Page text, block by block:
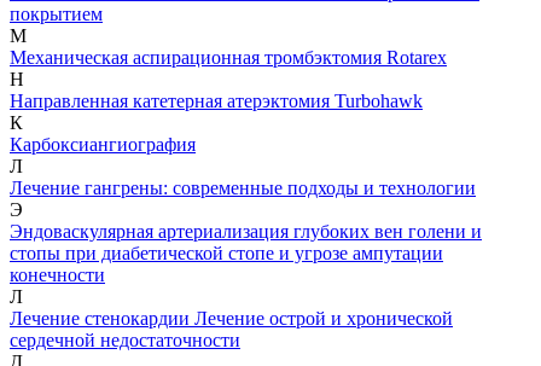
покрытием
М
Механическая аспирационная тромбэктомия Rotarex
Н
Направленная катетерная атерэктомия Turbohawk
К
Карбоксиангиография
Л
Лечение гангрены: современные подходы и технологии
Э
Эндоваскулярная артериализация глубоких вен голени и
стопы при диабетической стопе и угрозе ампутации
конечности
Л
Лечение стенокардии Лечение острой и хронической
сердечной недостаточности
Д